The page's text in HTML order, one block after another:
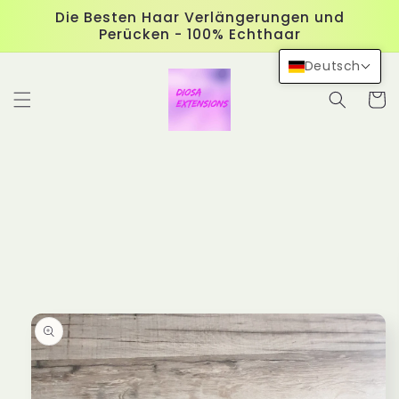
zumDie Besten Haar Verlängerungen und
Perücken - 100% Echthaar
Deutsch